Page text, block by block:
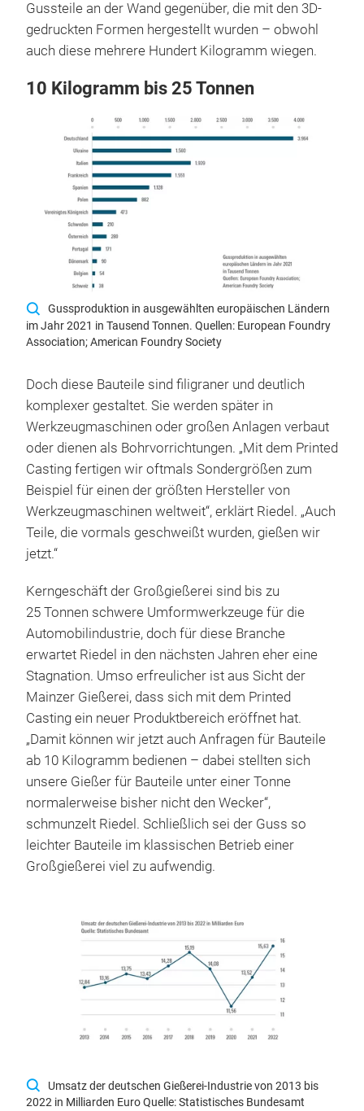
Gussteile an der Wand gegenüber, die mit den 3D-
gedruckten Formen hergestellt wurden – obwohl
auch diese mehrere Hundert Kilogramm wiegen.
10 Kilogramm bis 25 Tonnen
Gussproduktion in ausgewählten europäischen Ländern
im Jahr 2021 in Tausend Tonnen. Quellen: European Foundry
Association; American Foundry Society
Doch diese Bauteile sind filigraner und deutlich
komplexer gestaltet. Sie werden später in
Werkzeugmaschinen oder großen Anlagen verbaut
oder dienen als Bohrvorrichtungen. „Mit dem Printed
Casting fertigen wir oftmals Sondergrößen zum
Beispiel für einen der größten Hersteller von
Werkzeugmaschinen weltweit“, erklärt Riedel. „Auch
Teile, die vormals geschweißt wurden, gießen wir
jetzt.“
Kerngeschäft der Großgießerei sind bis zu
25 Tonnen schwere Umformwerkzeuge für die
Automobilindustrie, doch für diese Branche
erwartet Riedel in den nächsten Jahren eher eine
Stagnation. Umso erfreulicher ist aus Sicht der
Mainzer Gießerei, dass sich mit dem Printed
Casting ein neuer Produktbereich eröffnet hat.
„Damit können wir jetzt auch Anfragen für Bauteile
ab 10 Kilogramm bedienen – dabei stellten sich
unsere Gießer für Bauteile unter einer Tonne
normalerweise bisher nicht den Wecker“,
schmunzelt Riedel. Schließlich sei der Guss so
leichter Bauteile im klassischen Betrieb einer
Großgießerei viel zu aufwendig.
Umsatz der deutschen Gießerei-Industrie von 2013 bis
2022 in Milliarden Euro Quelle: Statistisches Bundesamt